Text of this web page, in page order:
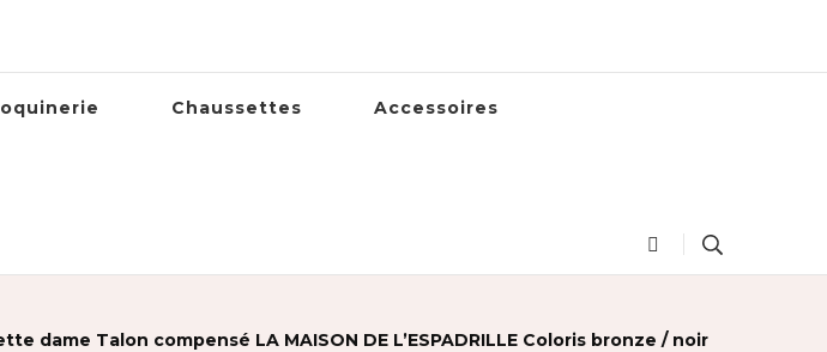
Chaussettes Accessoires
Talon compensé LA MAISON DE L’ESPADRILLE Coloris bronze / noir